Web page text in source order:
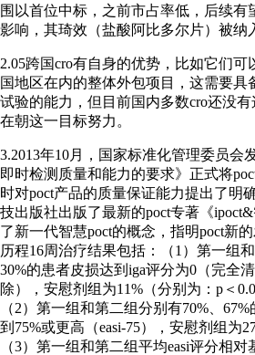
围以首位中标，之前市占率低，后续有
影响，其琦效（盐酸阿比多尔片）被纳
2.05跨国cro有自身的优势，比如它们可
国地区在内的整体外包项目，这需要具
试验的能力，但目前国内多数cro还没
在朝这一目标努力。
3.2013年10月，国家标准化管理委员会
即时检测质量和能力的要求》正式将
时对poct产品的质量保证能力提出了明
技出版社出版了最新的poct专著《
了新一代智慧poct的概念，指明poct新
历程16周治疗结果包括：（1）第一组和
30%的患者皮损达到iga评分为0（完全
除），安慰剂组为11%（分别为：p＜
（2）第一组和第二组分别有70%、
到75%或更高（easi-75），安慰剂组为
（3）第一组和第二组平均easi评分相